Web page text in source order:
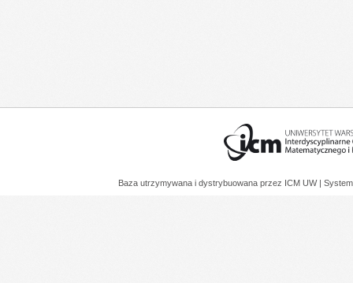
Baza utrzymywana i dystrybuowana przez ICM UW |